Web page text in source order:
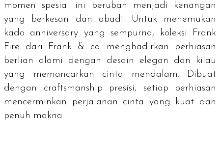
momen spesial ini berubah menjadi kenangan
yang berkesan dan abadi. Untuk menemukan
kado anniversary yang sempurna, koleksi Frank
Fire dari Frank & co. menghadirkan perhiasan
berlian alami dengan desain elegan dan kilau
yang memancarkan cinta mendalam. Dibuat
dengan craftsmanship presisi, setiap perhiasan
mencerminkan perjalanan cinta yang kuat dan
penuh makna.